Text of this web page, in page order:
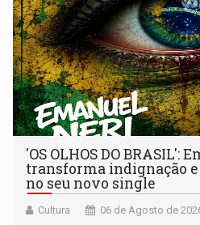
'OS OLHOS DO BRASIL':
transforma indignação e
no seu novo single
Cultura 06 de Agosto de